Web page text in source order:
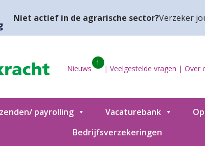
Niet actief in de agrarische sector?Verzeker
Nieuws
1
| Veelgestelde vragen | Over
payrolling Vacaturebank
Bedrijfsverzekeringen